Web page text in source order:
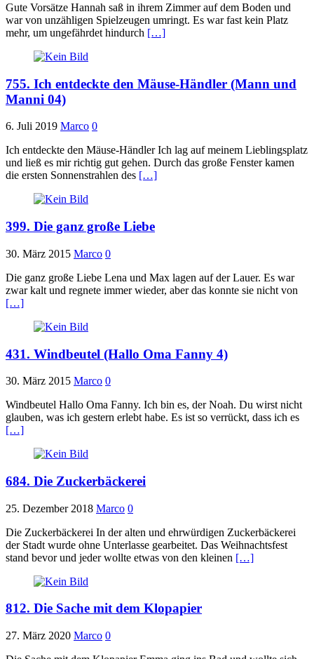
Gute Vorsätze Hannah saß in ihrem Zimmer auf dem Boden und
war von unzähligen Spielzeugen umringt. Es war fast kein Platz
mehr, um ungefährdet hindurch […]
755. Ich entdeckte den Mäuse-Händler (Mann und
Manni 04)
6. Juli 2019 Marco 0
Ich entdeckte den Mäuse-Händler Ich lag auf meinem Lieblingsplatz
und ließ es mir richtig gut gehen. Durch das große Fenster kamen
die ersten Sonnenstrahlen des […]
399. Die ganz große Liebe
30. März 2015 Marco 0
Die ganz große Liebe Lena und Max lagen auf der Lauer. Es war
zwar kalt und regnete immer wieder, aber das konnte sie nicht von
[…]
431. Windbeutel (Hallo Oma Fanny 4)
30. März 2015 Marco 0
Windbeutel Hallo Oma Fanny. Ich bin es, der Noah. Du wirst nicht
glauben, was ich gestern erlebt habe. Es ist so verrückt, dass ich es
[…]
684. Die Zuckerbäckerei
25. Dezember 2018 Marco 0
Die Zuckerbäckerei In der alten und ehrwürdigen Zuckerbäckerei
der Stadt wurde ohne Unterlasse gearbeitet. Das Weihnachtsfest
stand bevor und jeder wollte etwas von den kleinen […]
812. Die Sache mit dem Klopapier
27. März 2020 Marco 0